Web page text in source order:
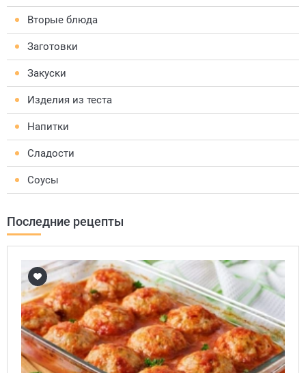
Вторые блюда
Заготовки
Закуски
Изделия из теста
Напитки
Сладости
Соусы
Последние рецепты